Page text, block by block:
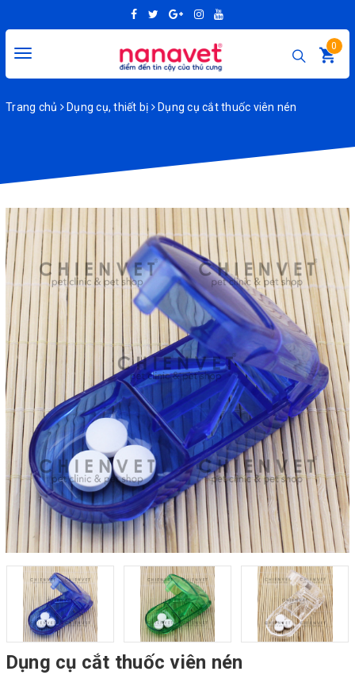
Toggle
0
Trang chủ Dụng cụ, thiết bị Dụng cụ cắt thuốc viên nén
Dụng cụ cắt thuốc viên nén